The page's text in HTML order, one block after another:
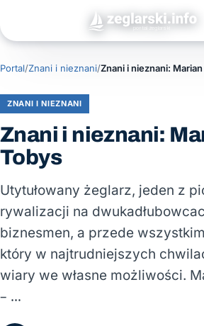
Portal/Znani i nieznani/Znani i nieznani:
ZNANI I NIEZNANI
Znani i nieznani:
Tobys
Utytułowany żeglarz, jeden z
rywalizacji na
biznesmen, a przede
który w najtrudniejszych
wiary we własne możliwości.
– …